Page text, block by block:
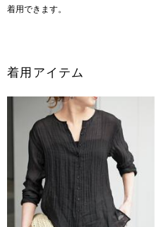
着用できます。
着用アイテム